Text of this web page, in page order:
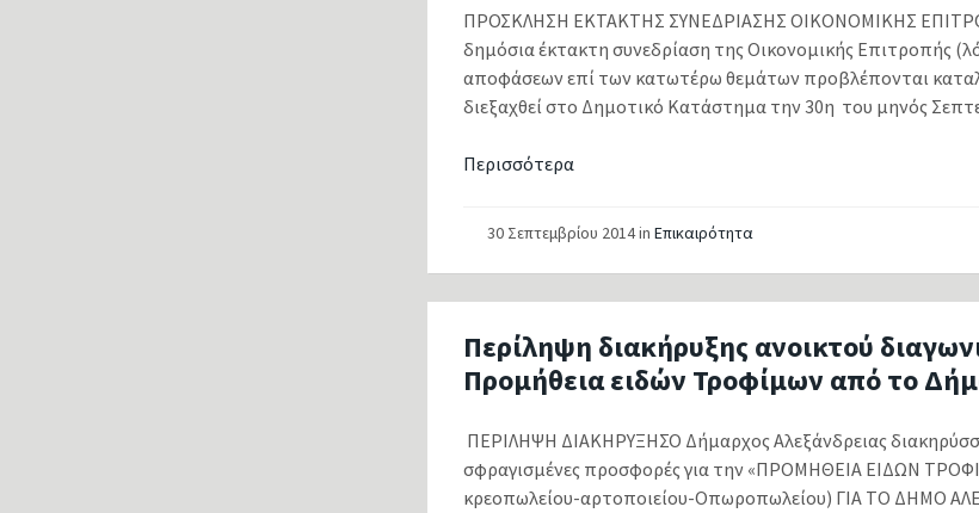
ΠΡΟΣΚΛΗΣΗ ΕΚΤΑΚΤΗΣ ΣΥΝΕΔΡΙΑΣΗΣ ΟΙΚΟΝΟΜΙΚΗΣ
δημόσια έκτακτη συνεδρίαση της Οικονομικής Επιτροπής
αποφάσεων επί των κατωτέρω θεμάτων προβλέπονται
διεξαχθεί στο Δημοτικό Κατάστημα την 30η του μηνός
Περισσότερα
30 Σεπτεμβρίου 2014inΕπικαιρότητα
Περίληψη διακήρυξης ανοικτού
Προμήθεια ειδών Τροφίμων από το
ΠΕΡΙΛΗΨΗ ΔΙΑΚΗΡΥΞΗΣΟ Δήμαρχος Αλεξάνδρειας
σφραγισμένες προσφορές για την «ΠΡΟΜΗΘΕΙΑ ΕΙΔΩΝ
κρεοπωλείου-αρτοποιείου-Οπωροπωλείου) ΓΙΑ ΤΟ ΔΗΜΟ